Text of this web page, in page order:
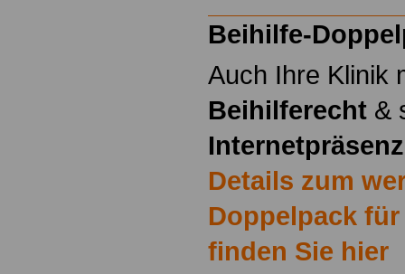
Beihilfe-
Auch Ihre Klinik
Beihilferecht &
Internetpräsenz
Details zum
Doppelpack für
finden Sie hier